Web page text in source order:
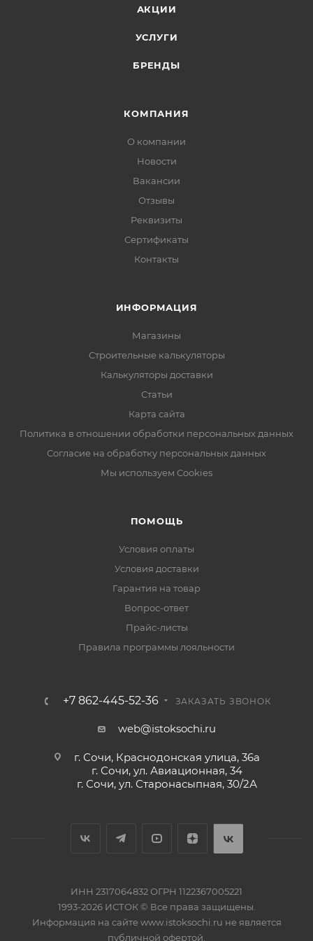
АКЦИИ
УСЛУГИ
БРЕНДЫ
КОМПАНИЯ
О компании
Новости
Вакансии
Отзывы
Реквизиты
Сертификаты
Контакты
ИНФОРМАЦИЯ
Магазины
Строительные калькуляторы
Калькуляторы доставки
Статьи
Карта сайта
Политика в отношении обработки персональных данных
Согласие на обработку персональных данных
Мы используем Cookies
ПОМОЩЬ
Условия оплаты
Условия доставки
Гарантия на товар
Вопрос-ответ
Прайс-листы
Правила программы лояльности
+7 862-445-52-36 ЗАКАЗАТЬ ЗВОНОК
web@istoksochi.ru
г. Сочи, Краснодонская улица, 36а
г. Сочи, ул. Авиационная, 34
г. Сочи, ул. Старонасыпная, 30/2А
ИНН 2317064832 ОГРН 1122367005221
1993-2026 ИСТОК © Все права защищены.
Информация на сайте www.istoksochi.ru не является
публичной офертой.